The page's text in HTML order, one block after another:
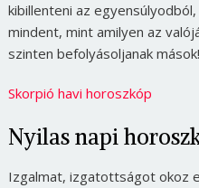
kibillenteni az
mindent, mint amilyen az
szinten befolyásoljanak mások!
Skorpió havi horoszkóp
Nyilas napi
Izgalmat, izgatottságot okoz